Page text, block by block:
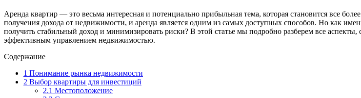
Аренда квартир — это весьма интересная и потенциально прибыльная тема, которая становится все
получения дохода от недвижимости, и аренда является одним из самых доступных способов. Но как
получить стабильный доход и минимизировать риски? В этой статье мы подробно разберем все
эффективным управлением недвижимостью.
Содержание
1 Понимание рынка недвижимости
2 Выбор квартиры для инвестиций
2.1 Местоположение